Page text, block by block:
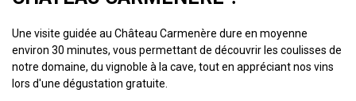
Une visite guidée au Château Carmenère dure en moyenne
environ 30 minutes, vous permettant de découvrir les coulisses de
notre domaine, du vignoble à la cave, tout en appréciant nos vins
lors d'une dégustation gratuite.